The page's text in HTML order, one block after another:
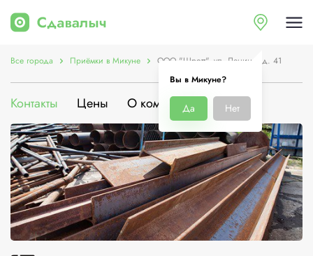
Вы в Микуне?
Да Нет
Все города Приёмки в Микуне ООО "Шротт", ул. Ленина, д. 41
Контакты Цены О компании